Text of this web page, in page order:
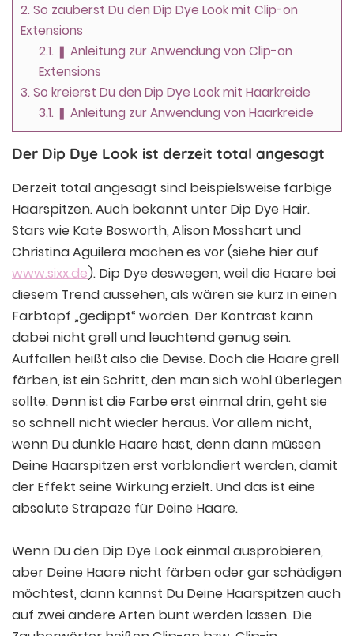
2. So zauberst Du den Dip Dye Look mit Clip-on
Extensions
2.1. ❚ Anleitung zur Anwendung von Clip-on
Extensions
3. So kreierst Du den Dip Dye Look mit Haarkreide
3.1. ❚ Anleitung zur Anwendung von Haarkreide
Der Dip Dye Look ist derzeit total angesagt
Derzeit total angesagt sind beispielsweise farbige
Haarspitzen. Auch bekannt unter Dip Dye Hair.
Stars wie Kate Bosworth, Alison Mosshart und
Christina Aguilera machen es vor (siehe hier auf
www.sixx.de). Dip Dye deswegen, weil die Haare bei
diesem Trend aussehen, als wären sie kurz in einen
Farbtopf „gedippt“ worden. Der Kontrast kann
dabei nicht grell und leuchtend genug sein.
Auffallen heißt also die Devise. Doch die Haare grell
färben, ist ein Schritt, den man sich wohl überlegen
sollte. Denn ist die Farbe erst einmal drin, geht sie
so schnell nicht wieder heraus. Vor allem nicht,
wenn Du dunkle Haare hast, denn dann müssen
Deine Haarspitzen erst vorblondiert werden, damit
der Effekt seine Wirkung erzielt. Und das ist eine
absolute Strapaze für Deine Haare.
Wenn Du den Dip Dye Look einmal ausprobieren,
aber Deine Haare nicht färben oder gar schädigen
möchtest, dann kannst Du Deine Haarspitzen auch
auf zwei andere Arten bunt werden lassen. Die